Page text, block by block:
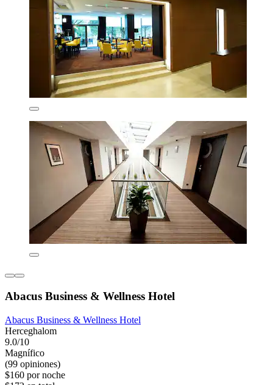
Abacus Business & Wellness Hotel
Abacus Business & Wellness Hotel
Herceghalom
9.0/10
Magnífico
(99 opiniones)
$160 por noche